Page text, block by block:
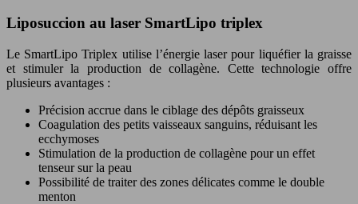
Liposuccion au laser SmartLipo triplex
Le SmartLipo Triplex utilise l’énergie laser pour liquéfier la graisse
et stimuler la production de collagène. Cette technologie offre
plusieurs avantages :
Précision accrue dans le ciblage des dépôts graisseux
Coagulation des petits vaisseaux sanguins, réduisant les
ecchymoses
Stimulation de la production de collagène pour un effet
tenseur sur la peau
Possibilité de traiter des zones délicates comme le double
menton